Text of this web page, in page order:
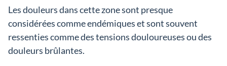
Les douleurs dans cette zone sont presque
considérées comme endémiques et sont souvent
ressenties comme des tensions douloureuses ou des
douleurs brûlantes.